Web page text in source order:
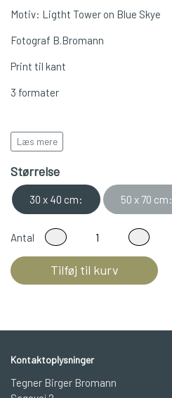
Motiv: Ligtht Tower on Blue Skye
Fotograf B.Bromann
Print til kant
3 formater
Leveres i rulle/rør
Læs mere
Størrelse
30 x 40 cm: 50 x 70 cm:
Antal
Tilføj til kurv
Kontaktoplysninger
Tegner Birger Bromann